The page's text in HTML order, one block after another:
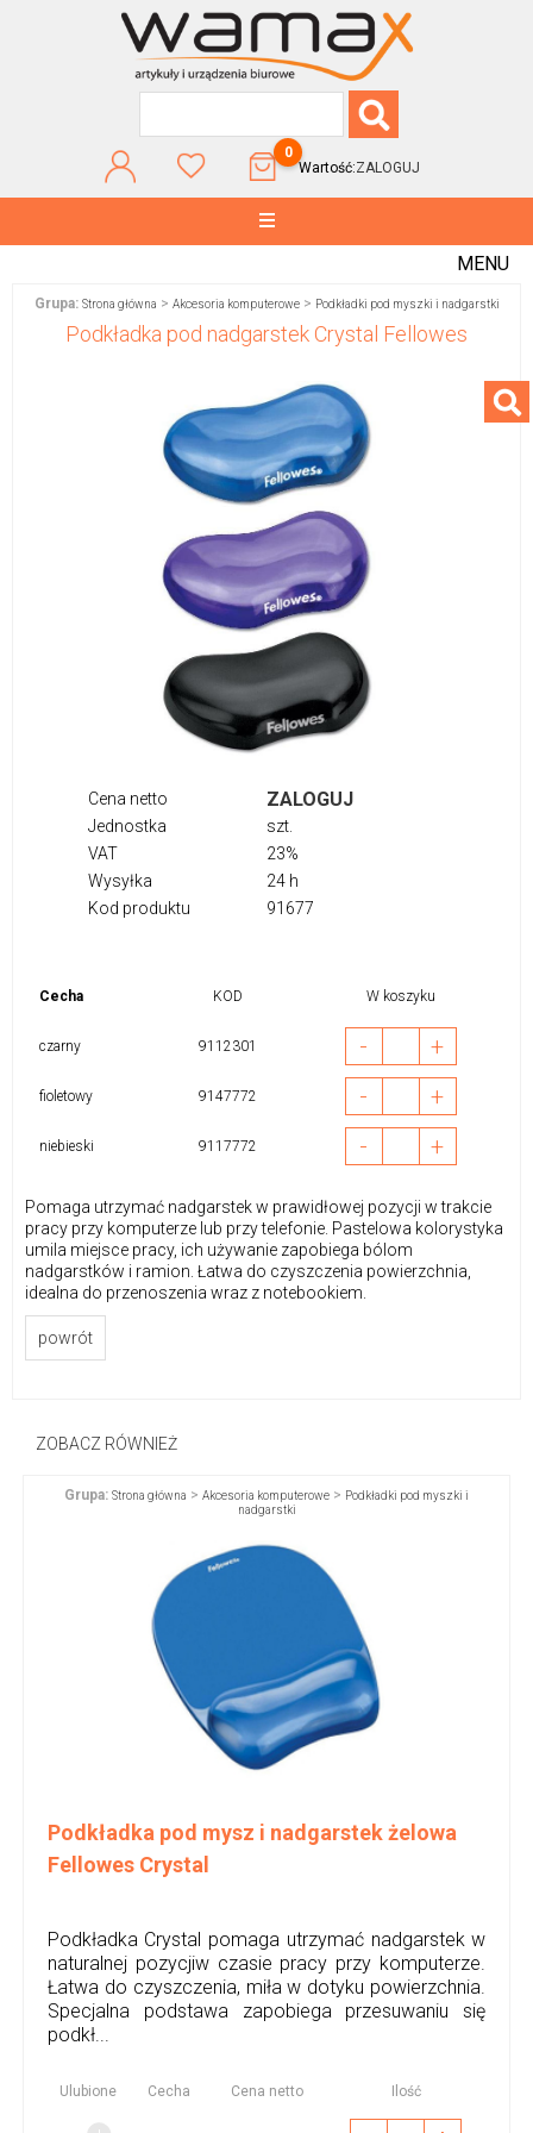
0
Wartość:ZALOGUJ
MENU
Grupa: Strona główna > Akcesoria komputerowe> Podkładki pod myszki i nadgarstki
Podkładka pod nadgarstek Crystal Fellowes
Cena netto ZALOGUJ
Jednostka
szt.
VAT
23%
Wysyłka
24 h
Kod produktu
91677
Cecha KOD W koszyku
czarny 9112301 - +
fioletowy 9147772 - +
niebieski 9117772 - +
Pomaga utrzymać nadgarstek w prawidłowej pozycji w trakcie
pracy przy komputerze lub przy telefonie. Pastelowa kolorystyka
umila miejsce pracy, ich używanie zapobiega bólom
nadgarstków i ramion. Łatwa do czyszczenia powierzchnia,
idealna do przenoszenia wraz z notebookiem.
powrót
ZOBACZ RÓWNIEŻ
Grupa: Strona główna > Akcesoria komputerowe > Podkładki pod myszki i
nadgarstki
Podkładka pod mysz i nadgarstek żelowa
Fellowes Crystal
Podkładka Crystal pomaga utrzymać nadgarstek w
naturalnej pozycjiw czasie pracy przy komputerze.
Łatwa do czyszczenia, miła w dotyku powierzchnia.
Specjalna podstawa zapobiega przesuwaniu się
podkł...
Ulubione Cecha Cena netto Ilość